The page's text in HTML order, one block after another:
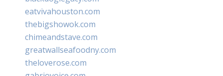
eatvivahouston.com
thebigshowok.com
chimeandstave.com
greatwallseafoodny.com
theloverose.com